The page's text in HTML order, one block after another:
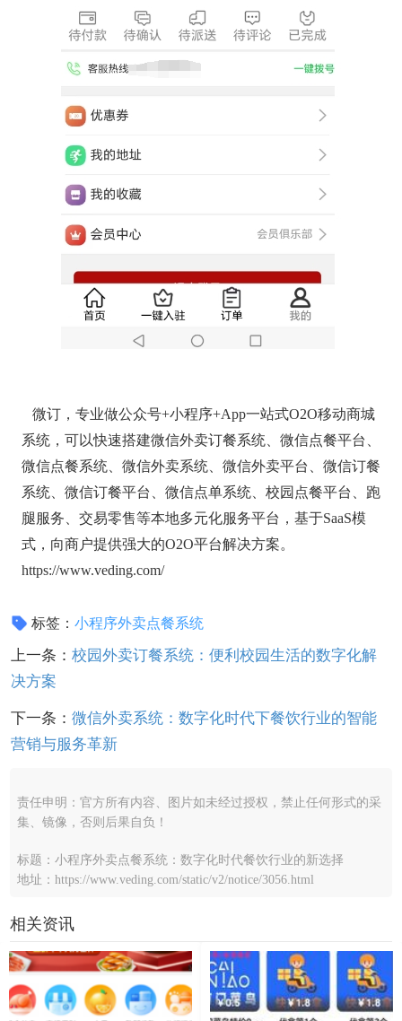
微订，专业做公众号+小程序+App一站式O2O移动商城
系统，可以快速搭建微信外卖订餐系统、微信点餐平台、
微信点餐系统、微信外卖系统、微信外卖平台、微信订餐
系统、微信订餐平台、微信点单系统、校园点餐平台、跑
腿服务、交易零售等本地多元化服务平台，基于SaaS模
式，向商户提供强大的O2O平台解决方案。
https://www.veding.com/
标签：小程序外卖点餐系统
上一条： 校园外卖订餐系统：便利校园生活的数字化解
决方案
下一条： 微信外卖系统：数字化时代下餐饮行业的智能
营销与服务革新
责任申明：官方所有内容、图片如未经过授权，禁止任何形式的采
集、镜像，否则后果自负！
标题：小程序外卖点餐系统：数字化时代餐饮行业的新选择
地址：https://www.veding.com/static/v2/notice/3056.html
相关资讯